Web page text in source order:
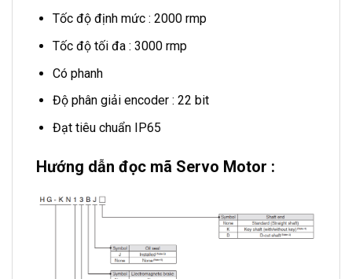
Tốc độ định mức : 2000 rmp
Tốc độ tối đa : 3000 rmp
Có phanh
Độ phân giải encoder : 22 bit
Đạt tiêu chuẩn IP65
Hướng dẫn đọc mã Servo Motor :